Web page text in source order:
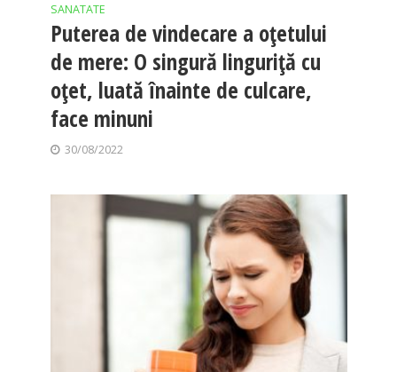
SANATATE
Puterea de vindecare a oțetului
de mere: O singură linguriță cu
oțet, luată înainte de culcare,
face minuni
30/08/2022